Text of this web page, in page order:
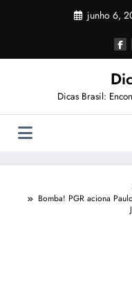
junho 6,
Dicas Brasil:
Bomba! PGR aciona